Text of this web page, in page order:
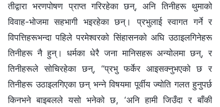
तीद्वारा भरणपोषण प्राप्त गरिरहेका छन्, अनि तिनीहरू थुमाको
विवाह-भोजमा सहभागी भइरहेका छन्। प्रभुलाई स्वागत गर्ने र
विपत्तिहरूभन्दा पहिले परमेश्‍वरको सिंहासनको अघि उठाइलगिनेहरू
तिनीहरू नै हुन्। धर्मका धेरै जना मानिसहरू अन्योलमा छन्, र
तिनीहरूले सोचिरहेका छन्, “प्रभु फर्केर आइसक्‍नुभएको छ र
तिनीहरू उठाइलगिएका छन् भन्‍ने विषयमा पूर्वीय ज्योति गलत हुनुपर्छ
किनभने बाइबलले यसो भनेको छ, ‘अनि हामी जिउँदा र बाँकी